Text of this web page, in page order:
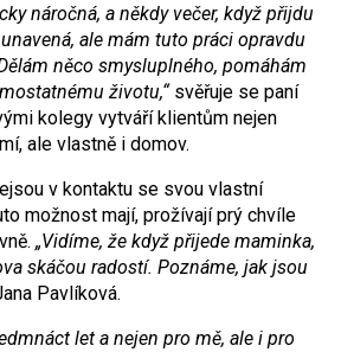
náročná, a někdy večer, když přijdu
ale mám tuto práci opravdu
něco smysluplného, pomáhám
životu,“svěřuje se paní
kolegy vytváří klientům nejen
ale vlastně i domov.
v kontaktu se svou vlastní
možnost mají, prožívají prý chvíle
„Vidíme, že když přijede maminka,
skáčou radostí. Poznáme, jak jsou
Pavlíková.
let a nejen pro mě, ale i pro